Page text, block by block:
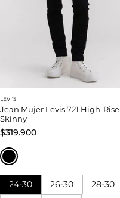
LEVI'S
Jean Mujer Levis 721 High-Rise
Skinny
$319.900
24-30 26-30
28-30